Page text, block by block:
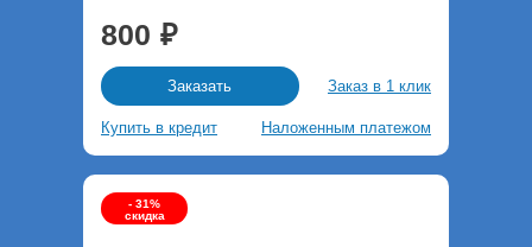
800
Заказать Заказ в 1 клик
Купить в кредит Наложенным платежом
- 31%
скидка